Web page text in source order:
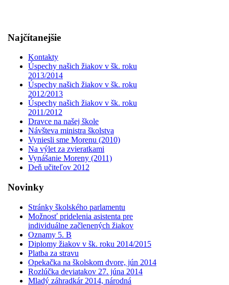
Najčítanejšie
Kontakty
Úspechy našich žiakov v šk. roku
2013/2014
Úspechy našich žiakov v šk. roku
2012/2013
Úspechy našich žiakov v šk. roku
2011/2012
Dravce na našej škole
Návšteva ministra školstva
Vyniesli sme Morenu (2010)
Na výlet za zvieratkami
Vynášanie Moreny (2011)
Deň učiteľov 2012
Novinky
Stránky školského parlamentu
Možnosť pridelenia asistenta pre
individuálne začlenených žiakov
Oznamy 5. B
Diplomy žiakov v šk. roku 2014/2015
Platba za stravu
Opekačka na školskom dvore, jún 2014
Rozlúčka deviatakov 27. júna 2014
Mladý záhradkár 2014, národná